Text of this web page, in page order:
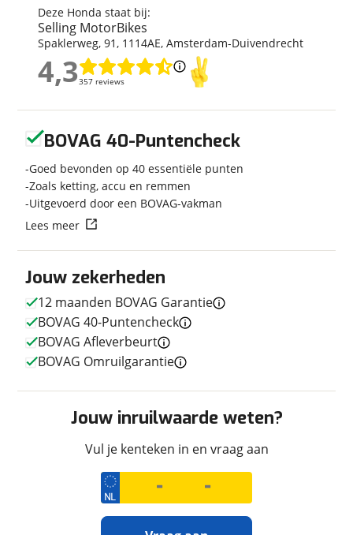
Kenteken
Kilometerstand
Bouwjaar
2023
Modeljaar
2023
Soort voertuig
Motor
Nieuw of occasion
Occasion
Techniek
Uiterlijk
Kleur
Fabriekskleur
NHC64
Financieel
(gemiddeld p/m)
Deze Honda staat bij:
Selling MotorBikes
Spaklerweg, 91, 1114AE, Amsterdam-Duivendrecht
4,3357 reviews
4,3
Jouw zekerheden
12 maanden BOVAG Garantie
BOVAG 40-Puntencheck
BOVAG Afleverbeurt
BOVAG Omruilgarantie
Jouw inruilwaarde weten?
Vul je kenteken in en vraag aan
BOVAG 40-Puntencheck
Goed bevonden op 40 essentiële punten
Zoals ketting, accu en remmen
Uitgevoerd door een BOVAG-vakman
Lees meer